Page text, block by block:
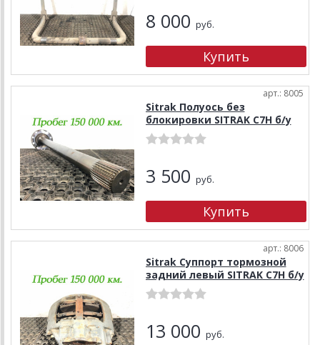
8 000 руб.
арт.: 8005
Sitrak Полуось без
блокировки SITRAK C7H б/у
3 500 руб.
арт.: 8006
Sitrak Суппорт тормозной
задний левый SITRAK C7H б/у
13 000 руб.